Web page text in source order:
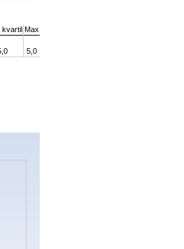
kvartil Max
5,0